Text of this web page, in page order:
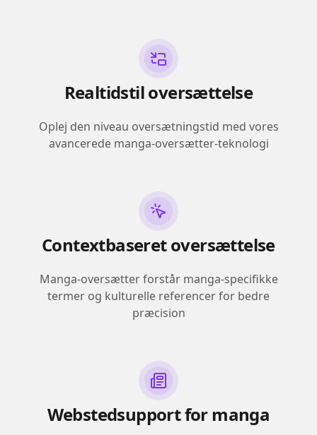
Realtidstil oversættelse
Oplej den niveau oversætningstid med vores
avancerede manga-oversætter-teknologi
Contextbaseret oversættelse
Manga-oversætter forstår manga-specifikke
termer og kulturelle referencer for bedre
præcision
Webstedsupport for manga